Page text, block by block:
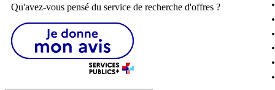
Qu'avez-vous pensé du service de recherche d'offres ?